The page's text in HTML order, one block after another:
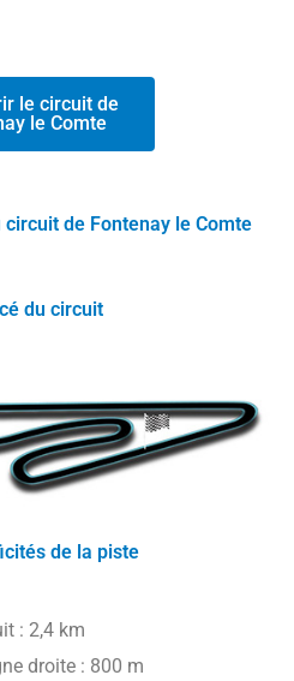
le circuit de
le Comte
de Fontenay le Comte
du circuit
de la piste
: 2,4 km
droite : 800 m